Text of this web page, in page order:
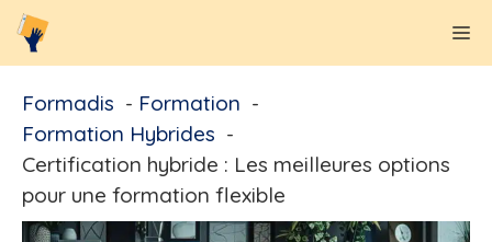
Aller
au
Formadis
Formation
Formation Hybrides
Certification hybride : Les meilleures options
pour une formation flexible